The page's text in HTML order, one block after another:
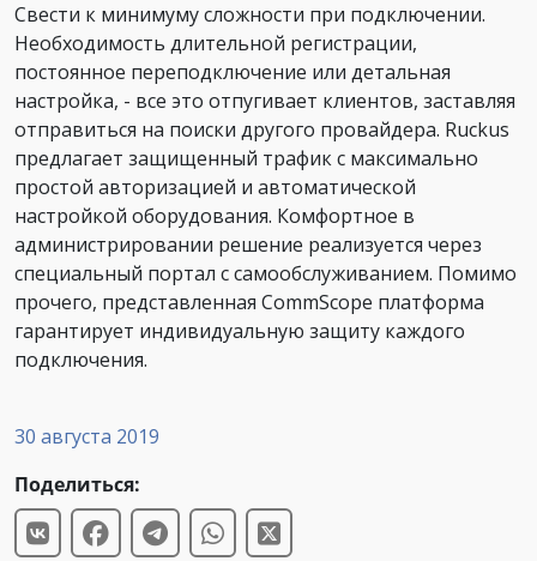
30 августа 2019
Поделиться:
Свести к минимуму сложности при подключении.
Необходимость длительной регистрации,
постоянное переподключение или детальная
настройка, - все это отпугивает клиентов, заставляя
отправиться на поиски другого провайдера. Ruckus
предлагает защищенный трафик с максимально
простой авторизацией и автоматической
настройкой оборудования. Комфортное в
администрировании решение реализуется через
специальный портал с самообслуживанием. Помимо
прочего, представленная CommScope платформа
гарантирует индивидуальную защиту каждого
подключения.